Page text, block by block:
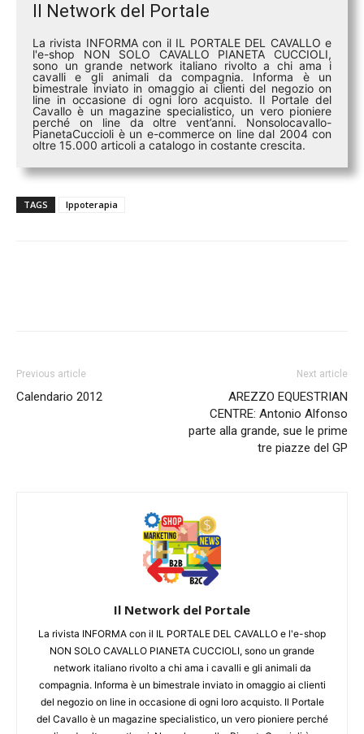
Il Network del Portale
La rivista INFORMA con il IL PORTALE DEL CAVALLO e
l'e-shop NON SOLO CAVALLO PIANETA CUCCIOLI,
sono un grande network italiano rivolto a chi ama i
cavalli e gli animali da compagnia. Informa è un
bimestrale inviato in omaggio ai clienti del negozio on
line in occasione di ogni loro acquisto. Il Portale del
Cavallo è un magazine specialistico, un vero pioniere
perché on line da oltre vent’anni. Nonsolocavallo-
PianetaCuccioli è un e-commerce on line dal 2004 con
oltre 15.000 articoli a catalogo in costante crescita.
TAGS Ippoterapia
Previous article
Calendario 2012
Next article
AREZZO EQUESTRIAN
CENTRE: Antonio Alfonso
parte alla grande, sue le prime
tre piazze del GP
Il Network del Portale
La rivista INFORMA con il IL PORTALE DEL CAVALLO e l'e-shop
NON SOLO CAVALLO PIANETA CUCCIOLI, sono un grande
network italiano rivolto a chi ama i cavalli e gli animali da
compagnia. Informa è un bimestrale inviato in omaggio ai clienti
del negozio on line in occasione di ogni loro acquisto. Il Portale
del Cavallo è un magazine specialistico, un vero pioniere perché